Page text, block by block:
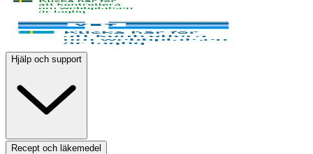
Hjälp och support
Recept och läkemedel